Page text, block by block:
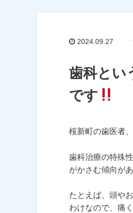
2024.09.27
歯科とい
です
桜新町の歯医者
歯科治療の特殊
がかさむ傾向があ
たとえば、頭や
わけなので、痛